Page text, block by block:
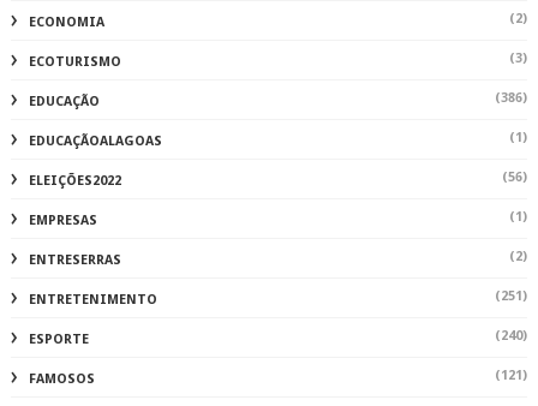
ECONOMIA (2)
ECOTURISMO (3)
EDUCAÇÃO (386)
EDUCAÇÃOALAGOAS (1)
ELEIÇÕES2022 (56)
EMPRESAS (1)
ENTRESERRAS (2)
ENTRETENIMENTO (251)
ESPORTE (240)
FAMOSOS (121)